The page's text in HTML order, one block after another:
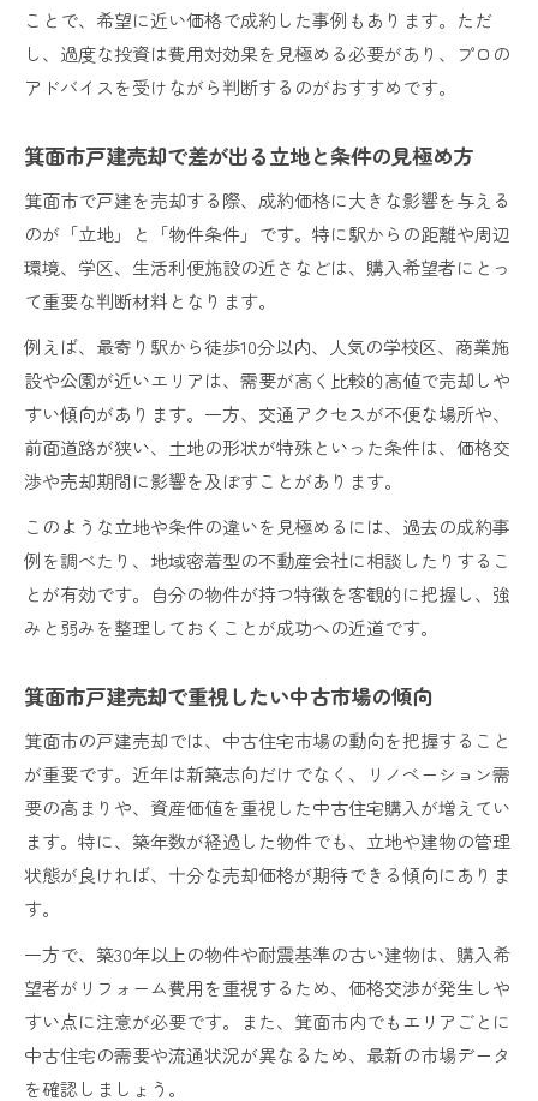
ことで、希望に近い価格で成約した事例もあります。ただ
し、過度な投資は費用対効果を見極める必要があり、プロの
アドバイスを受けながら判断するのがおすすめです。
箕面市戸建売却で差が出る立地と条件の見極め方
箕面市で戸建を売却する際、成約価格に大きな影響を与える
のが「立地」と「物件条件」です。特に駅からの距離や周辺
環境、学区、生活利便施設の近さなどは、購入希望者にとっ
て重要な判断材料となります。
例えば、最寄り駅から徒歩10分以内、人気の学校区、商業施
設や公園が近いエリアは、需要が高く比較的高値で売却しや
すい傾向があります。一方、交通アクセスが不便な場所や、
前面道路が狭い、土地の形状が特殊といった条件は、価格交
渉や売却期間に影響を及ぼすことがあります。
このような立地や条件の違いを見極めるには、過去の成約事
例を調べたり、地域密着型の不動産会社に相談したりするこ
とが有効です。自分の物件が持つ特徴を客観的に把握し、強
みと弱みを整理しておくことが成功への近道です。
箕面市戸建売却で重視したい中古市場の傾向
箕面市の戸建売却では、中古住宅市場の動向を把握すること
が重要です。近年は新築志向だけでなく、リノベーション需
要の高まりや、資産価値を重視した中古住宅購入が増えてい
ます。特に、築年数が経過した物件でも、立地や建物の管理
状態が良ければ、十分な売却価格が期待できる傾向にありま
す。
一方で、築30年以上の物件や耐震基準の古い建物は、購入希
望者がリフォーム費用を重視するため、価格交渉が発生しや
すい点に注意が必要です。また、箕面市内でもエリアごとに
中古住宅の需要や流通状況が異なるため、最新の市場データ
を確認しましょう。